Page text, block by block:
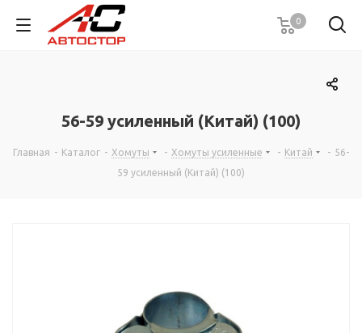
0
56-59 усиленный (Китай) (100)
Главная - Каталог - Хомуты - Хомуты усиленные - Китай - 56-
59 усиленный (Китай) (100)